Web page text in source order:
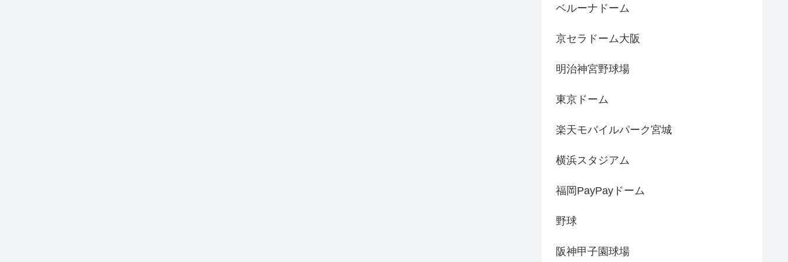
ベルーナドーム
京セラドーム大阪
明治神宮野球場
東京ドーム
楽天モバイルパーク宮城
横浜スタジアム
福岡PayPayドーム
野球
阪神甲子園球場